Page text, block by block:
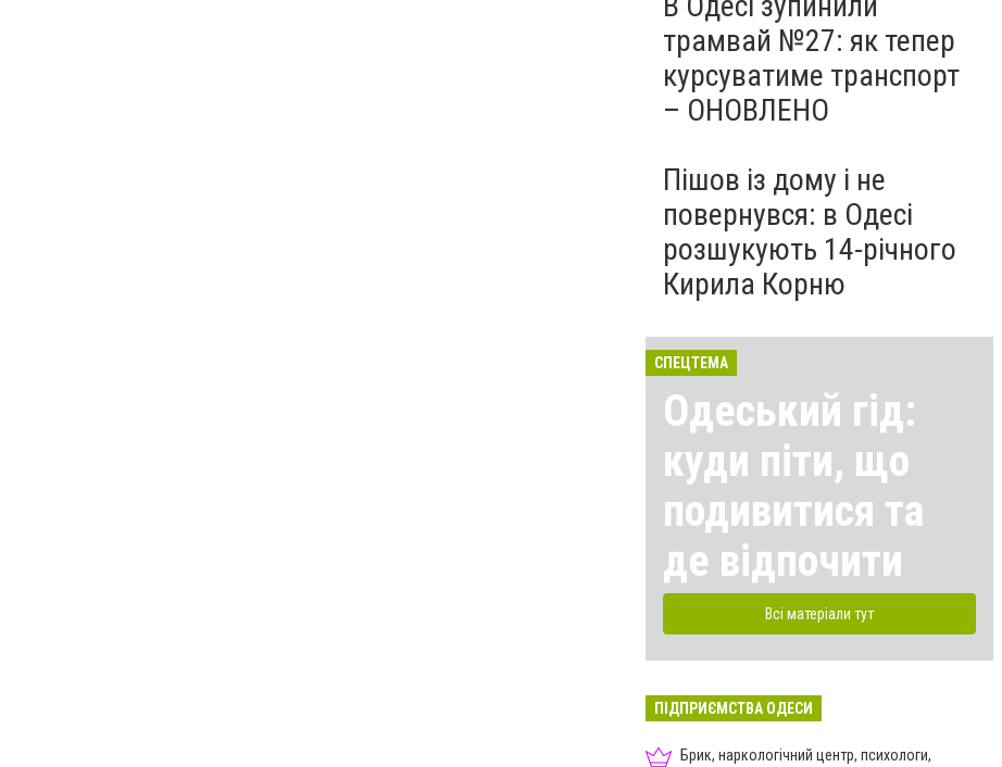
трамвай №27: як тепер
курсуватиме транспорт
– ОНОВЛЕНО
Пішов із дому і не
повернувся: в Одесі
розшукують 14-річного
Кирила Корню
СПЕЦТЕМА
Одеський гід:
куди піти, що
подивитися та
де відпочити
Всі матеріали тут
ПІДПРИЄМСТВА ОДЕСИ
Брик, наркологічний центр, психологи,